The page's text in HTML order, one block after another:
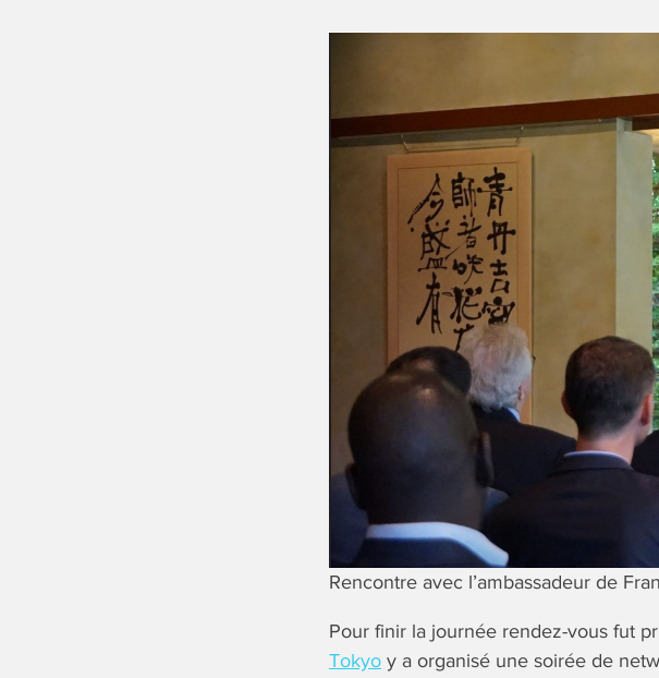
Rencontre avec l’ambassadeur de
Pour finir la journée rendez-vous fut
Tokyo y a organisé une soirée de